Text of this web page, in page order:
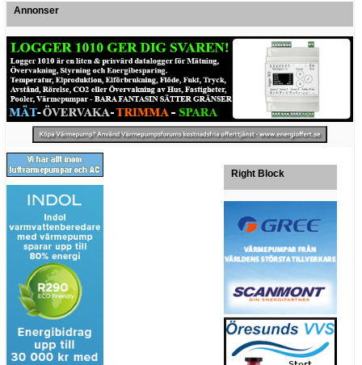
Annonser
Right Block